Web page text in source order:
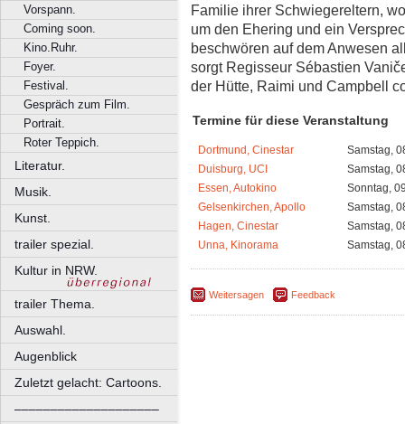
Vorspann.
Coming soon.
Kino.Ruhr.
Foyer.
Festival.
Gespräch zum Film.
Portrait.
Roter Teppich.
Literatur.
Musik.
Kunst.
trailer spezial.
Kultur in NRW.
trailer Thema.
Auswahl.
Augenblick
Zuletzt gelacht: Cartoons.
––––––––––––––––––––
Familie ihrer Schwiegereltern,
um den Ehering und ein
beschwören auf dem Anwesen
sorgt Regisseur Sébastien
der Hütte, Raimi und Campbell
Termine für diese Veranstaltung
Dortmund, Cinestar
Samstag,
Duisburg, UCI
Samstag,
Essen, Autokino
Sonntag,
Gelsenkirchen, Apollo
Samstag,
Hagen, Cinestar
Samstag,
Unna, Kinorama
Samstag,
Weitersagen Feedback